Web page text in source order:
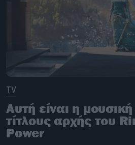
TV
Αυτή είναι η
τίτλους αρχής του
Power